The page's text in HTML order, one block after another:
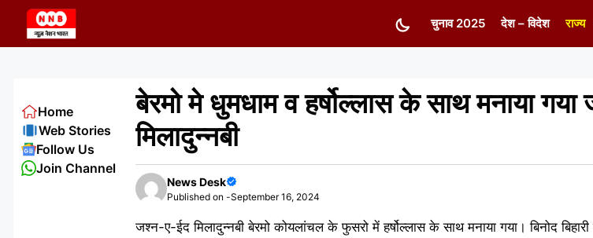
content
चुनाव 2025 देश – विदेश राज्य
बेरमो मे धुमधाम व हर्षोल्लास के साथ मनाया
मिलादुन्नबी
News Desk
Published on -September 16, 2024
जश्न-ए-ईद मिलादुन्नबी बेरमो कोयलांचल के फुसरो में हर्षोल्लास के साथ मनाया गया। बिनोद
Home
Web Stories
Follow Us
Join Channel